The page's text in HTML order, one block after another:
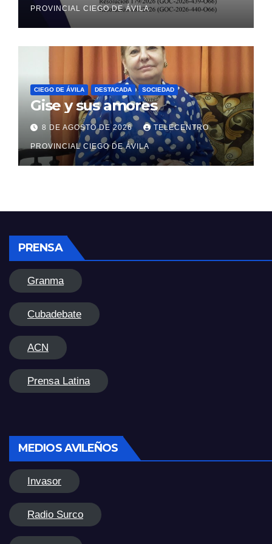
PROVINCIAL CIEGO DE ÁVILA
CIEGO DE ÁVILA DESTACADA SOCIEDAD
Gise y sus amores
8 DE AGOSTO DE 2026 TELECENTRO
PROVINCIAL CIEGO DE ÁVILA
PRENSA
Granma
Cubadebate
ACN
Prensa Latina
MEDIOS AVILEÑOS
Invasor
Radio Surco